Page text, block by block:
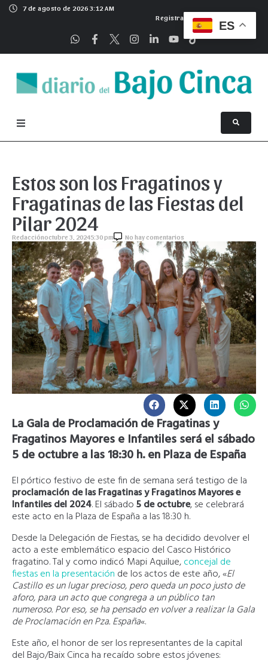
7 de agosto de 2026 3:12 AM
Registrarse
Estos son los Fragatinos y
Fragatinas de las Fiestas del
Pilar 2024
Redacciónoctubre 3, 20245:30 pm No hay comentarios
La Gala de Proclamación de Fragatinas y
Fragatinos Mayores e Infantiles será el sábado
5 de octubre a las 18:30 h. en Plaza de España
El pórtico festivo de este fin de semana será testigo de la
proclamación de las Fragatinas y Fragatinos Mayores e
Infantiles del 2024. El sábado5 de octubre, se celebrará
este acto en la Plaza de España a las 18:30 h.
Desde la Delegación de Fiestas, se ha decidido devolver el
acto a este emblemático espacio del Casco Histórico
fragatino. Tal y como indicó Mapi Aquilue,concejal de
fiestas en la presentación de los actos de este año, «El
Castillo es un lugar precioso, pero queda un poco justo de
aforo, para un acto que congrega a un público tan
numeroso. Por eso, se ha pensado en volver a realizar la Gala
de Proclamación en Pza. España«.
Este año, el honor de ser los representantes de la capital
del Bajo/Baix Cinca ha recaído sobre estos jóvenes:
ES